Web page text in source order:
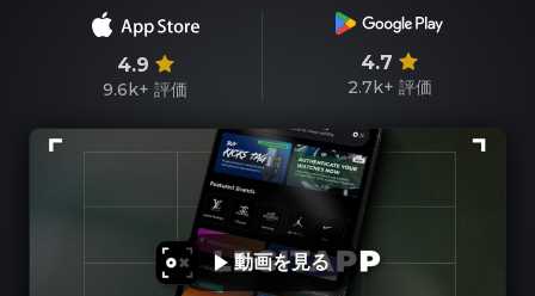
4.9
9.6k+ 評価
4.7
2.7k+ 評価
動画を見る